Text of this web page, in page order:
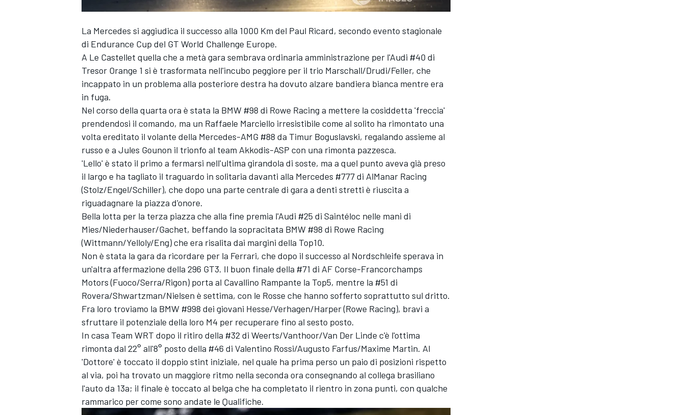
MONOPOSTO
La Mercedes si aggiudica il successo alla 1000 Km del Paul Ricard, secondo evento stagionale
di Endurance Cup del GT World Challenge Europe.
A Le Castellet quella che a metà gara sembrava ordinaria amministrazione per l'Audi #40 di
Tresor Orange 1 si è trasformata nell'incubo peggiore per il trio Marschall/Drudi/Feller, che
incappato in un problema alla posteriore destra ha dovuto alzare bandiera bianca mentre era
in fuga.
Nel corso della quarta ora è stata la BMW #98 di Rowe Racing a mettere la cosiddetta 'freccia'
prendendosi il comando, ma un Raffaele Marciello irresistibile come al solito ha rimontato una
volta ereditato il volante della Mercedes-AMG #88 da Timur Boguslavski, regalando assieme al
russo e a Jules Gounon il trionfo al team Akkodis-ASP con una rimonta pazzesca.
'Lello' è stato il primo a fermarsi nell'ultima girandola di soste, ma a quel punto aveva già preso
il largo e ha tagliato il traguardo in solitaria davanti alla Mercedes #777 di AlManar Racing
(Stolz/Engel/Schiller), che dopo una parte centrale di gara a denti stretti è riuscita a
riguadagnare la piazza d'onore.
Bella lotta per la terza piazza che alla fine premia l'Audi #25 di Saintéloc nelle mani di
Mies/Niederhauser/Gachet, beffando la sopracitata BMW #98 di Rowe Racing
(Wittmann/Yelloly/Eng) che era risalita dai margini della Top10.
Non è stata la gara da ricordare per la Ferrari, che dopo il successo al Nordschleife sperava in
un'altra affermazione della 296 GT3. Il buon finale della #71 di AF Corse-Francorchamps
Motors (Fuoco/Serra/Rigon) porta al Cavallino Rampante la Top5, mentre la #51 di
Rovera/Shwartzman/Nielsen è settima, con le Rosse che hanno sofferto soprattutto sul dritto.
Fra loro troviamo la BMW #998 dei giovani Hesse/Verhagen/Harper (Rowe Racing), bravi a
sfruttare il potenziale della loro M4 per recuperare fino al sesto posto.
In casa Team WRT dopo il ritiro della #32 di Weerts/Vanthoor/Van Der Linde c'è l'ottima
rimonta dal 22° all'8° posto della #46 di Valentino Rossi/Augusto Farfus/Maxime Martin. Al
'Dottore' è toccato il doppio stint iniziale, nel quale ha prima perso un paio di posizioni rispetto
al via, poi ha trovato un maggiore ritmo nella seconda ora consegnando al collega brasiliano
l'auto da 13a; il finale è toccato al belga che ha completato il rientro in zona punti, con qualche
rammarico per come sono andate le Qualifiche.